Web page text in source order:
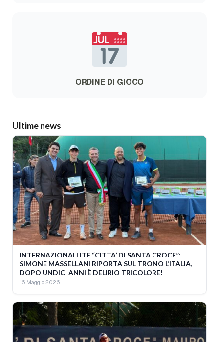
ORDINE DI GIOCO
Ultime news
INTERNAZIONALI ITF “CITTA’ DI SANTA CROCE”:
SIMONE MASSELLANI RIPORTA SUL TRONO L’ITALIA,
DOPO UNDICI ANNI È DELIRIO TRICOLORE!
16 Maggio 2026